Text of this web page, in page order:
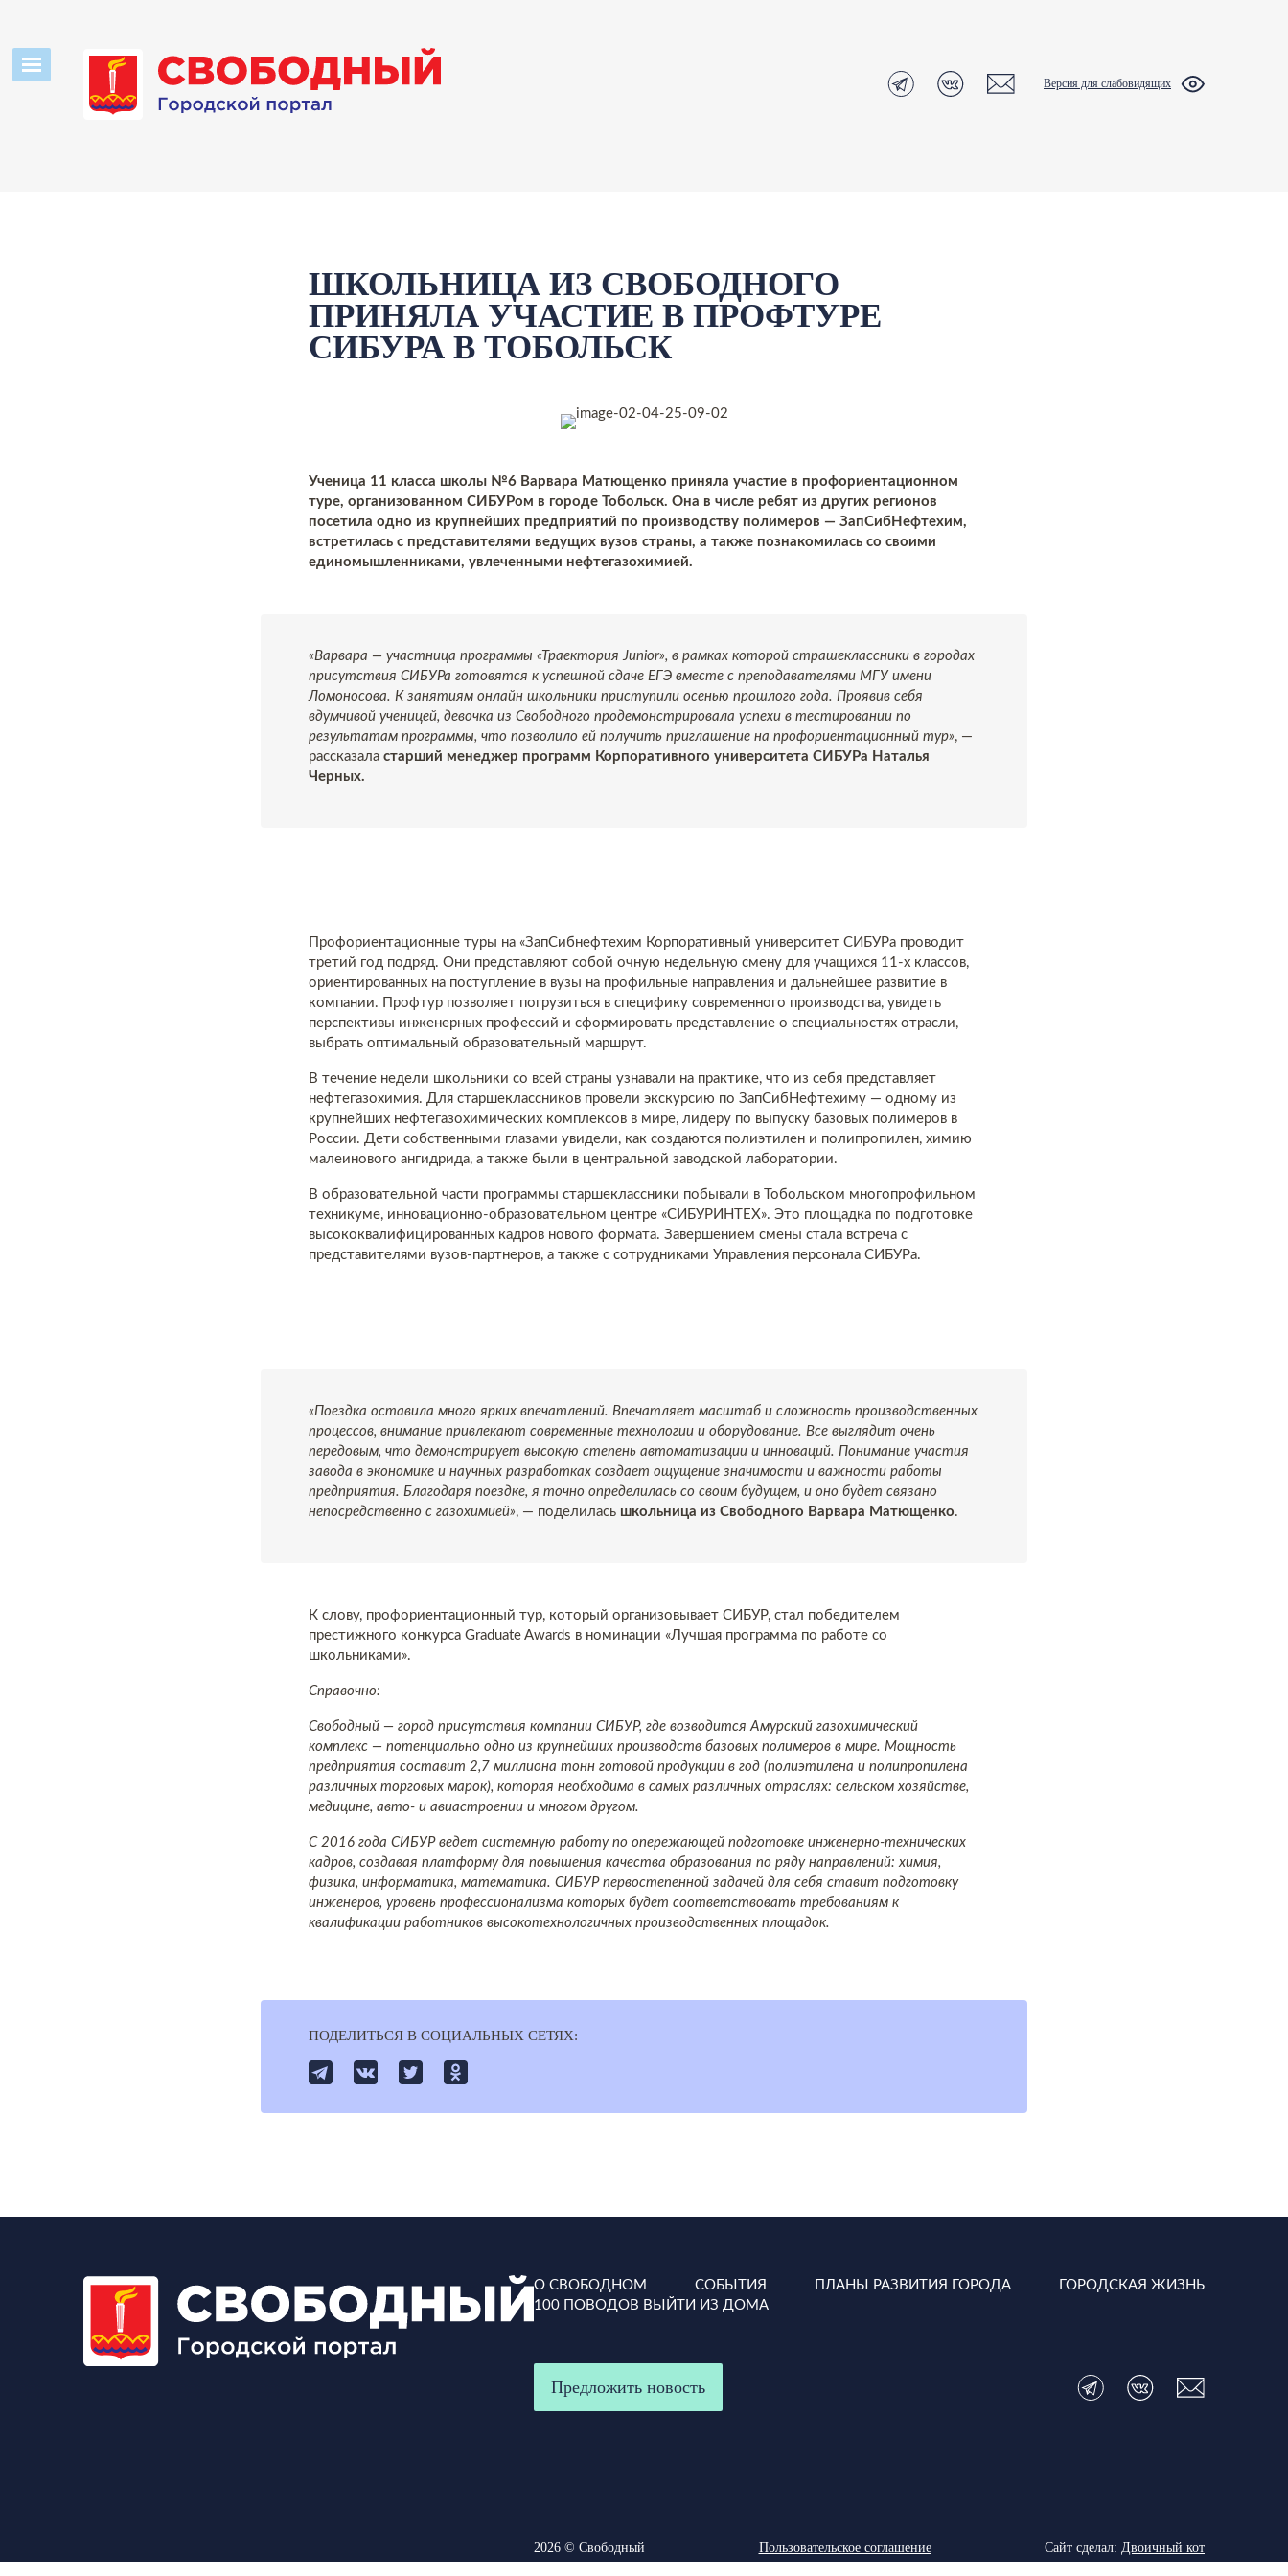
Версия для слабовидящих
ШКОЛЬНИЦА ИЗ СВОБОДНОГО
ПРИНЯЛА УЧАСТИЕ В ПРОФТУРЕ
СИБУРА В ТОБОЛЬСК
Ученица 11 класса школы №6 Варвара Матющенко приняла участие в профориентационном
туре, организованном СИБУРом в городе Тобольск. Она в числе ребят из других регионов
посетила одно из крупнейших предприятий по производству полимеров — ЗапСибНефтехим,
встретилась с представителями ведущих вузов страны, а также познакомилась со своими
единомышленниками, увлеченными нефтегазохимией.
«Варвара — участница программы «Траектория Junior», в рамках которой страшеклассники в городах
присутствия СИБУРа готовятся к успешной сдаче ЕГЭ вместе с преподавателями МГУ имени
Ломоносова. К занятиям онлайн школьники приступили осенью прошлого года. Проявив себя
вдумчивой ученицей, девочка из Свободного продемонстрировала успехи в тестировании по
результатам программы, что позволило ей получить приглашение на профориентационный тур», —
рассказала старший менеджер программ Корпоративного университета СИБУРа Наталья
Черных.
Профориентационные туры на «ЗапСибнефтехим Корпоративный университет СИБУРа проводит
третий год подряд. Они представляют собой очную недельную смену для учащихся 11-х классов,
ориентированных на поступление в вузы на профильные направления и дальнейшее развитие в
компании. Профтур позволяет погрузиться в специфику современного производства, увидеть
перспективы инженерных профессий и сформировать представление о специальностях отрасли,
выбрать оптимальный образовательный маршрут.
В течение недели школьники со всей страны узнавали на практике, что из себя представляет
нефтегазохимия. Для старшеклассников провели экскурсию по ЗапСибНефтехиму — одному из
крупнейших нефтегазохимических комплексов в мире, лидеру по выпуску базовых полимеров в
России. Дети собственными глазами увидели, как создаются полиэтилен и полипропилен, химию
малеинового ангидрида, а также были в центральной заводской лаборатории.
В образовательной части программы старшеклассники побывали в Тобольском многопрофильном
техникуме, инновационно-образовательном центре «СИБУРИНТЕХ». Это площадка по подготовке
высококвалифицированных кадров нового формата. Завершением смены стала встреча с
представителями вузов-партнеров, а также с сотрудниками Управления персонала СИБУРа.
«Поездка оставила много ярких впечатлений. Впечатляет масштаб и сложность производственных
процессов, внимание привлекают современные технологии и оборудование. Все выглядит очень
передовым, что демонстрирует высокую степень автоматизации и инноваций. Понимание участия
завода в экономике и научных разработках создает ощущение значимости и важности работы
предприятия. Благодаря поездке, я точно определилась со своим будущем, и оно будет связано
непосредственно с газохимией», — поделилась школьница из Свободного Варвара Матющенко.
К слову, профориентационный тур, который организовывает СИБУР, стал победителем
престижного конкурса Graduate Awards в номинации «Лучшая программа по работе со
школьниками».
Справочно:
Свободный — город присутствия компании СИБУР, где возводится Амурский газохимический
комплекс — потенциально одно из крупнейших производств базовых полимеров в мире. Мощность
предприятия составит 2,7 миллиона тонн готовой продукции в год (полиэтилена и полипропилена
различных торговых марок), которая необходима в самых различных отраслях: сельском хозяйстве,
медицине, авто- и авиастроении и многом другом.
С 2016 года СИБУР ведет системную работу по опережающей подготовке инженерно-технических
кадров, создавая платформу для повышения качества образования по ряду направлений: химия,
физика, информатика, математика. СИБУР первостепенной задачей для себя ставит подготовку
инженеров, уровень профессионализма которых будет соответствовать требованиям к
квалификации работников высокотехнологичных производственных площадок.
ПОДЕЛИТЬСЯ В СОЦИАЛЬНЫХ СЕТЯХ:
О СВОБОДНОМ СОБЫТИЯ ПЛАНЫ РАЗВИТИЯ ГОРОДА
ГОРОДСКАЯ ЖИЗНЬ
100 ПОВОДОВ ВЫЙТИ ИЗ ДОМА
Предложить новость
2026 © Свободный Пользовательское соглашение Сайт сделал: Двоичный кот